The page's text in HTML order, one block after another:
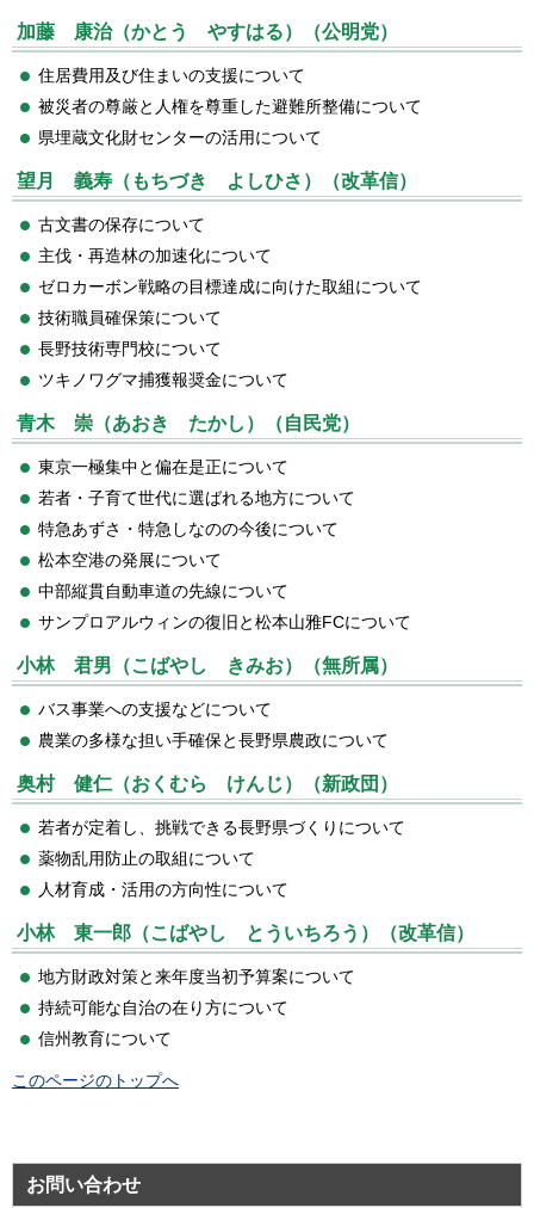
加藤 康治（かとう やすはる）（公明党）
住居費用及び住まいの支援について
被災者の尊厳と人権を尊重した避難所整備について
県埋蔵文化財センターの活用について
望月 義寿（もちづき よしひさ）（改革信）
古文書の保存について
主伐・再造林の加速化について
ゼロカーボン戦略の目標達成に向けた取組について
技術職員確保策について
長野技術専門校について
ツキノワグマ捕獲報奨金について
青木 崇（あおき たかし）（自民党）
東京一極集中と偏在是正について
若者・子育て世代に選ばれる地方について
特急あずさ・特急しなのの今後について
松本空港の発展について
中部縦貫自動車道の先線について
サンプロアルウィンの復旧と松本山雅FCについて
小林 君男（こばやし きみお）（無所属）
バス事業への支援などについて
農業の多様な担い手確保と長野県農政について
奥村 健仁（おくむら けんじ）（新政団）
若者が定着し、挑戦できる長野県づくりについて
薬物乱用防止の取組について
人材育成・活用の方向性について
小林 東一郎（こばやし とういちろう）（改革信）
地方財政対策と来年度当初予算案について
持続可能な自治の在り方について
信州教育について
このページのトップへ
お問い合わせ